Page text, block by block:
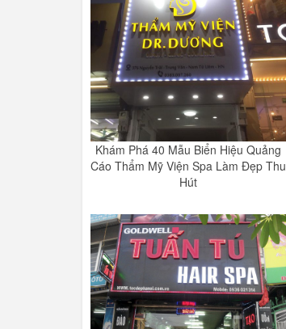
Khám Phá 40 Mẫu Biển Hiệu Quảng
Cáo Thẩm Mỹ Viện Spa Làm Đẹp Thu
Hút